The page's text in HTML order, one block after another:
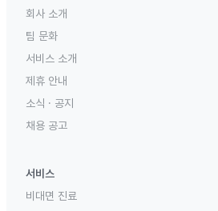
회사 소개
팀 문화
서비스 소개
제휴 안내
소식 · 공지
채용 공고
서비스
비대면 진료